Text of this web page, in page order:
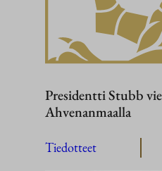
Presidentti Stubb
Ahvenanmaalla
Tiedotteet